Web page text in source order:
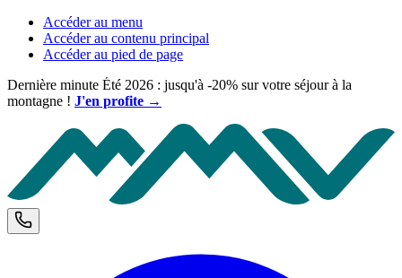
Accéder au menu
Accéder au contenu principal
Accéder au pied de page
Dernière minute Été 2026 : jusqu'à -20% sur votre séjour à la
montagne ! J'en profite →
Téléphone et horaires d'ouverture